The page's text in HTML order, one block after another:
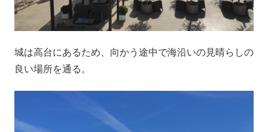
城は高台にあるため、向かう途中で海沿いの見晴らしの
良い場所を通る。